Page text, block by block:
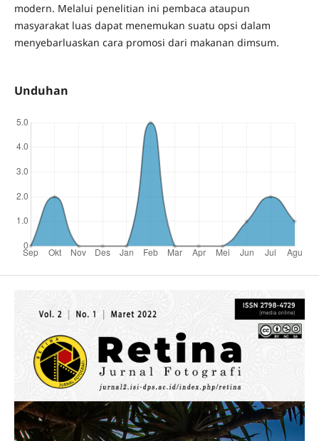
modern. Melalui penelitian ini pembaca ataupun
masyarakat luas dapat menemukan suatu opsi dalam
menyebarluaskan cara promosi dari makanan dimsum.
Unduhan